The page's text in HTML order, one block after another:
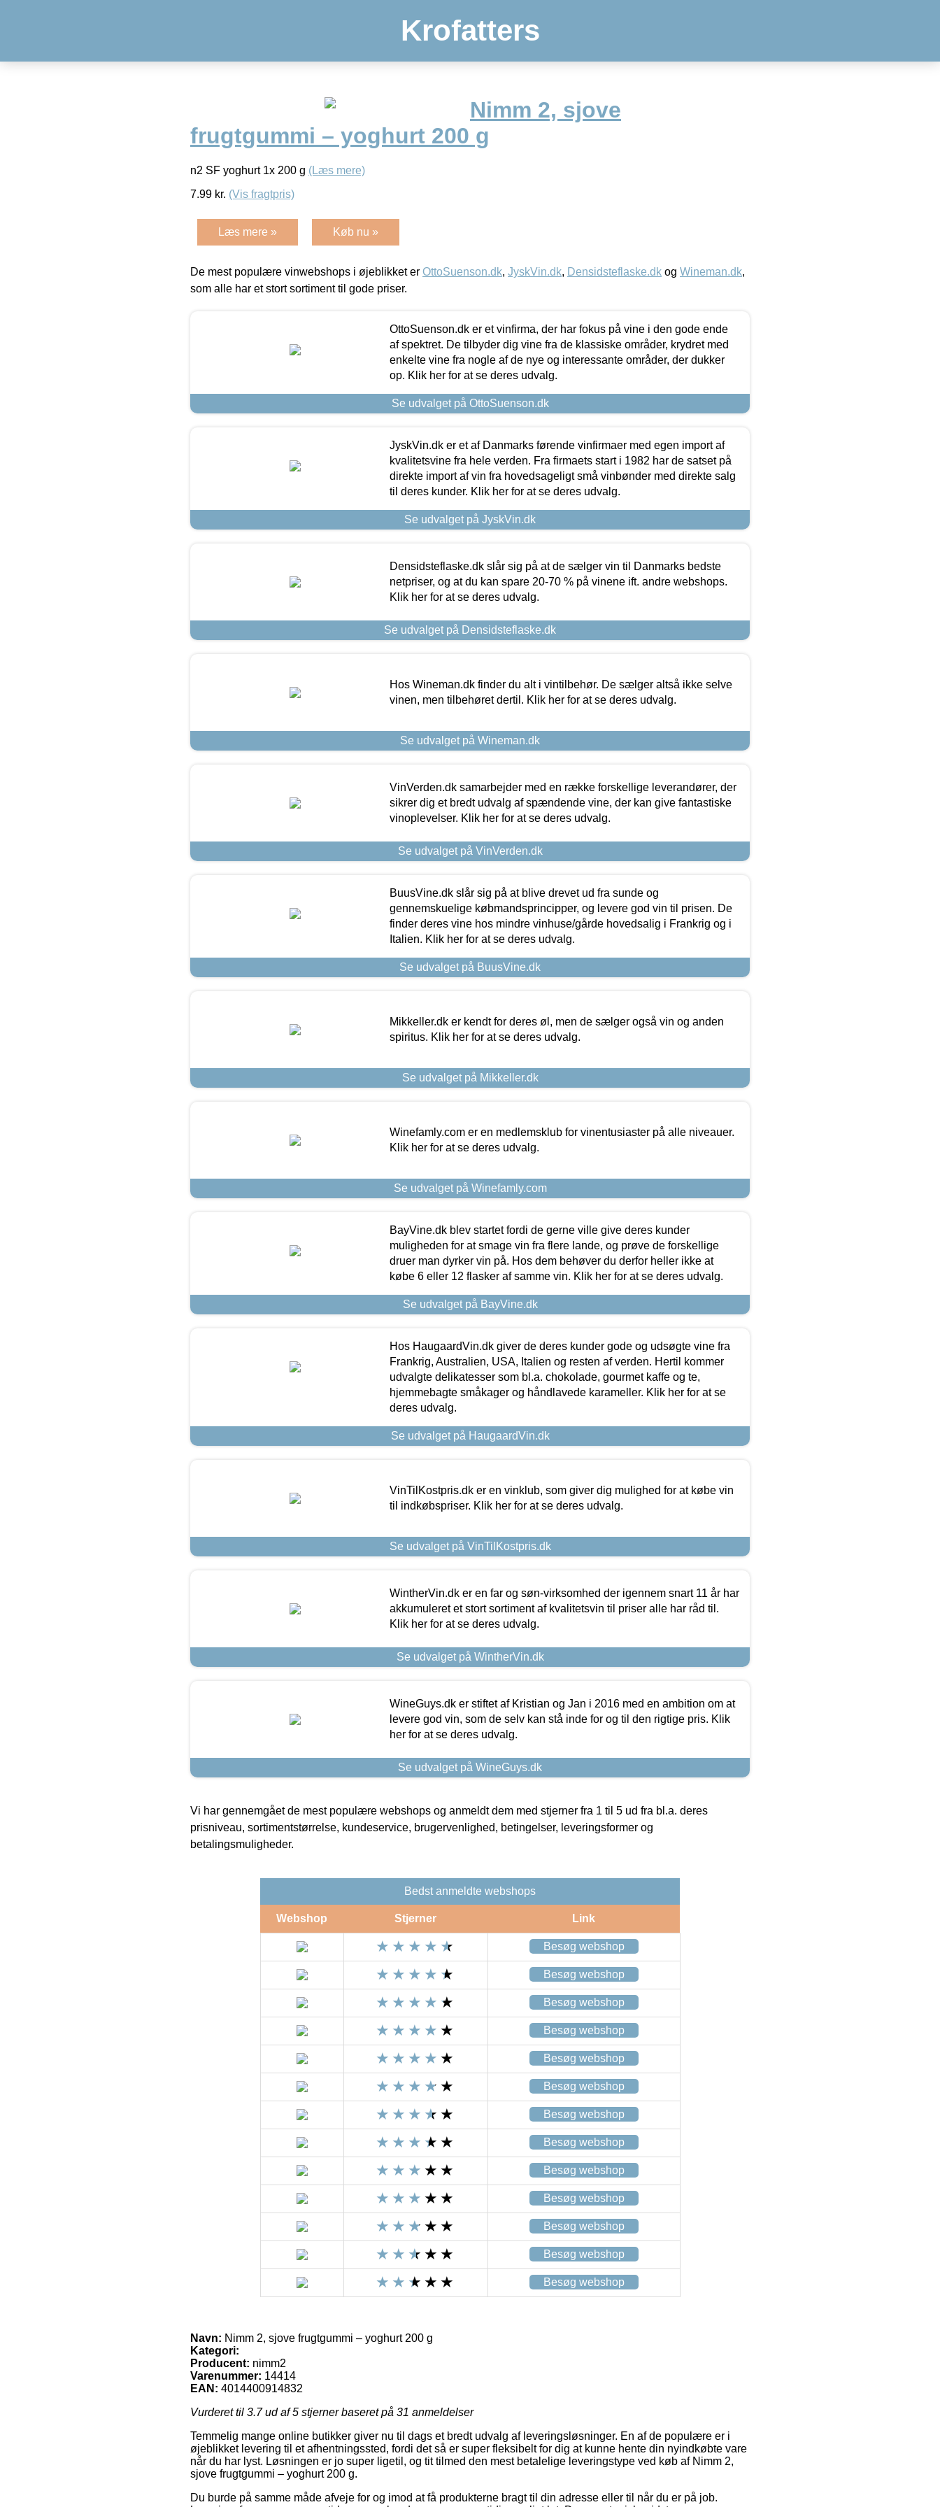
Krofatters
Nimm 2, sjove
frugtgummi – yoghurt 200 g
n2 SF yoghurt 1x 200 g (Læs mere)
7.99 kr. (Vis fragtpris)
Læs mere » Køb nu »
De mest populære vinwebshops i øjeblikket er OttoSuenson.dk, JyskVin.dk, Densidsteflaske.dk og Wineman.dk,
som alle har et stort sortiment til gode priser.
OttoSuenson.dk er et vinfirma, der har fokus på vine i den gode ende
af spektret. De tilbyder dig vine fra de klassiske områder, krydret med
enkelte vine fra nogle af de nye og interessante områder, der dukker
op. Klik her for at se deres udvalg.
Se udvalget på OttoSuenson.dk
JyskVin.dk er et af Danmarks førende vinfirmaer med egen import af
kvalitetsvine fra hele verden. Fra firmaets start i 1982 har de satset på
direkte import af vin fra hovedsageligt små vinbønder med direkte salg
til deres kunder. Klik her for at se deres udvalg.
Se udvalget på JyskVin.dk
Densidsteflaske.dk slår sig på at de sælger vin til Danmarks bedste
netpriser, og at du kan spare 20-70 % på vinene ift. andre webshops.
Klik her for at se deres udvalg.
Se udvalget på Densidsteflaske.dk
Hos Wineman.dk finder du alt i vintilbehør. De sælger altså ikke selve
vinen, men tilbehøret dertil. Klik her for at se deres udvalg.
Se udvalget på Wineman.dk
VinVerden.dk samarbejder med en række forskellige leverandører, der
sikrer dig et bredt udvalg af spændende vine, der kan give fantastiske
vinoplevelser. Klik her for at se deres udvalg.
Se udvalget på VinVerden.dk
BuusVine.dk slår sig på at blive drevet ud fra sunde og
gennemskuelige købmandsprincipper, og levere god vin til prisen. De
finder deres vine hos mindre vinhuse/gårde hovedsalig i Frankrig og i
Italien. Klik her for at se deres udvalg.
Se udvalget på BuusVine.dk
Mikkeller.dk er kendt for deres øl, men de sælger også vin og anden
spiritus. Klik her for at se deres udvalg.
Se udvalget på Mikkeller.dk
Winefamly.com er en medlemsklub for vinentusiaster på alle niveauer.
Klik her for at se deres udvalg.
Se udvalget på Winefamly.com
BayVine.dk blev startet fordi de gerne ville give deres kunder
muligheden for at smage vin fra flere lande, og prøve de forskellige
druer man dyrker vin på. Hos dem behøver du derfor heller ikke at
købe 6 eller 12 flasker af samme vin. Klik her for at se deres udvalg.
Se udvalget på BayVine.dk
Hos HaugaardVin.dk giver de deres kunder gode og udsøgte vine fra
Frankrig, Australien, USA, Italien og resten af verden. Hertil kommer
udvalgte delikatesser som bl.a. chokolade, gourmet kaffe og te,
hjemmebagte småkager og håndlavede karameller. Klik her for at se
deres udvalg.
Se udvalget på HaugaardVin.dk
VinTilKostpris.dk er en vinklub, som giver dig mulighed for at købe vin
til indkøbspriser. Klik her for at se deres udvalg.
Se udvalget på VinTilKostpris.dk
WintherVin.dk er en far og søn-virksomhed der igennem snart 11 år har
akkumuleret et stort sortiment af kvalitetsvin til priser alle har råd til.
Klik her for at se deres udvalg.
Se udvalget på WintherVin.dk
WineGuys.dk er stiftet af Kristian og Jan i 2016 med en ambition om at
levere god vin, som de selv kan stå inde for og til den rigtige pris. Klik
her for at se deres udvalg.
Se udvalget på WineGuys.dk
Vi har gennemgået de mest populære webshops og anmeldt dem med stjerner fra 1 til 5 ud fra bl.a. deres
prisniveau, sortimentstørrelse, kundeservice, brugervenlighed, betingelser, leveringsformer og
betalingsmuligheder.
Bedst anmeldte webshops
Webshop Stjerner Link
Besøg webshop
Besøg webshop
Besøg webshop
Besøg webshop
Besøg webshop
Besøg webshop
Besøg webshop
Besøg webshop
Besøg webshop
Besøg webshop
Besøg webshop
Besøg webshop
Besøg webshop
Navn: Nimm 2, sjove frugtgummi – yoghurt 200 g
Kategori:
Producent: nimm2
Varenummer: 14414
EAN: 4014400914832
Vurderet til 3.7ud af 5 stjerner baseret på 31 anmeldelser
Temmelig mange online butikker giver nu til dags et bredt udvalg af leveringsløsninger. En af de populære er i
øjeblikket levering til et afhentningssted, fordi det så er super fleksibelt for dig at kunne hente din nyindkøbte vare
når du har lyst. Løsningen er jo super ligetil, og tit tilmed den mest betalelige leveringstype ved køb af Nimm 2,
sjove frugtgummi – yoghurt 200 g.
Du burde på samme måde afveje for og imod at få produkterne bragt til din adresse eller til når du er på job.